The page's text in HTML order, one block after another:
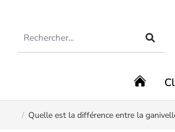
Vous êtes ici :
Quelle est la différence entre la